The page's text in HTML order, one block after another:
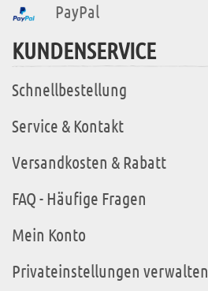
PayPal
KUNDENSERVICE
Schnellbestellung
Service & Kontakt
Versandkosten & Rabatt
FAQ - Häufige Fragen
Mein Konto
Privateinstellungen verwalten